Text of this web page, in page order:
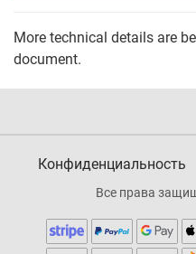
More technical details are
document.
Конфиденциальность
Все права